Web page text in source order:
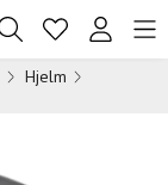
Hjelm